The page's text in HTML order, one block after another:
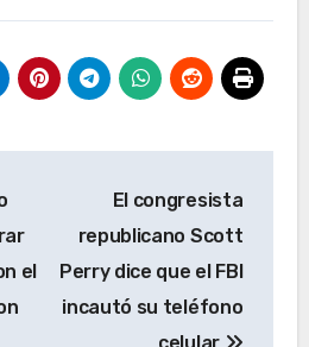
el
El congresista
republicano Scott
Perry dice que el FBI
incautó su teléfono
celular